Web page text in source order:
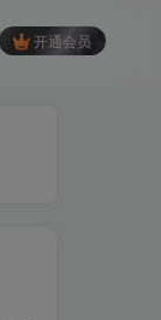
开通会员